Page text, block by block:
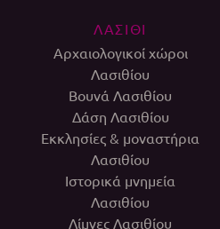
ΛΑΣΙΘΙ
Αρχαιολογικοί χώροι
Λασιθίου
Βουνά Λασιθίου
Δάση Λασιθίου
Εκκλησίες & μοναστήρια
Λασιθίου
Ιστορικά μνημεία
Λασιθίου
Λίμνες Λασιθίου